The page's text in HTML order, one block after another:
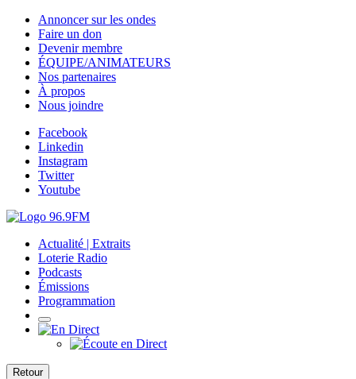
Annoncer sur les ondes
Faire un don
Devenir membre
ÉQUIPE/ANIMATEURS
Nos partenaires
À propos
Nous joindre
Facebook
Linkedin
Instagram
Twitter
Youtube
Actualité | Extraits
Loterie Radio
Podcasts
Émissions
Programmation
Retour